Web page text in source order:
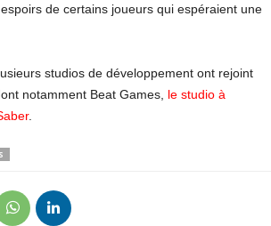
de certains joueurs qui espéraient une
studios de développement ont rejoint
notamment Beat Games, le studio à
.